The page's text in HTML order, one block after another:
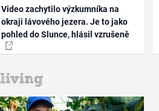
Video zachytilo výzkumníka na
okraji lávového jezera. Je to jako
pohled do Slunce, hlásil vzrušeně